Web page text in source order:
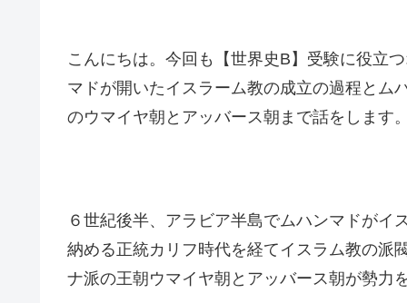
こんにちは。今回も【世界史B】受験に役立
マドが開いたイスラーム教の成立の過程とム
のウマイヤ朝とアッバース朝まで話をします。
６世紀後半、アラビア半島でムハンマドが
納める正統カリフ時代を経てイスラム教の派
ナ派の王朝ウマイヤ朝とアッバース朝が勢力